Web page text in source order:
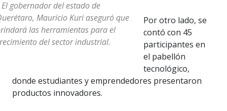
El gobernador del estado de
Mauricio Kuri aseguró que
las herramientas para el
del sector industrial.
Por otro lado, se
contó con 45
participantes en
el pabellón
tecnológico,
donde estudiantes y emprendedores presentaron
productos innovadores.